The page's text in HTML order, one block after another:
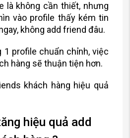
là không cần thiết, nhưng
vào profile thấy kém tin
không add friend đâu.
1 profile chuẩn chỉnh, việc
hàng sẽ thuận tiện hơn.
hiệu quả add